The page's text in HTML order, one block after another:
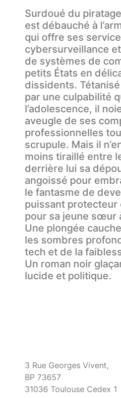
Surdoué du
est débauché à
qui offre ses
cybersurveillance
de systèmes de
petits États en
dissidents.
par une culpabilité
l’adolescence, il
aveugle de ses
professionnelles
scrupule. Mais il
moins tiraillé entre
derrière lui sa
angoissé pour
le fantasme de
puissant protecteur
pour sa jeune sœur
Une plongée
les sombres
tech et de la
Un roman noir
lucide et politique.
3 Rue Georges Vivent,
BP 73657
31036 Toulouse Cedex 1